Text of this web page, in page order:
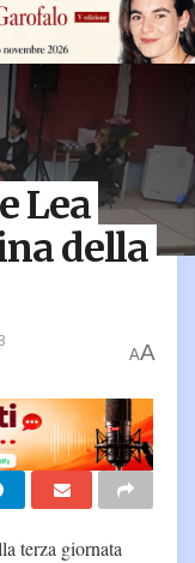
Lea
della
AA
terza giornata